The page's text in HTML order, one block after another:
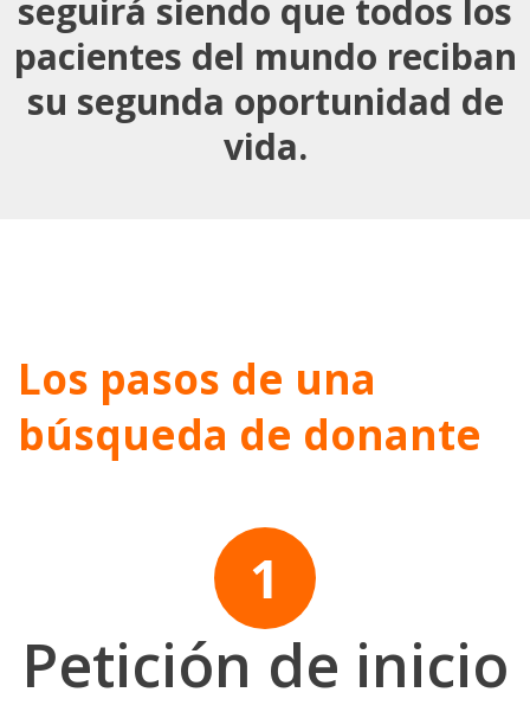
seguirá siendo que todos los
pacientes del mundo reciban
su segunda oportunidad de
vida.
Los pasos de una
búsqueda de donante
Petición de inicio